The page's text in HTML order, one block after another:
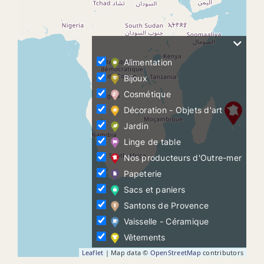
Leaflet | Map data © OpenStreetMap contributors
Alimentation
Bijoux
Cosmétique
Décoration - Objets d'art
Jardin
Linge de table
Nos producteurs d'Outre-mer
Papeterie
Sacs et paniers
Santons de Provence
Vaisselle - Céramique
Vêtements